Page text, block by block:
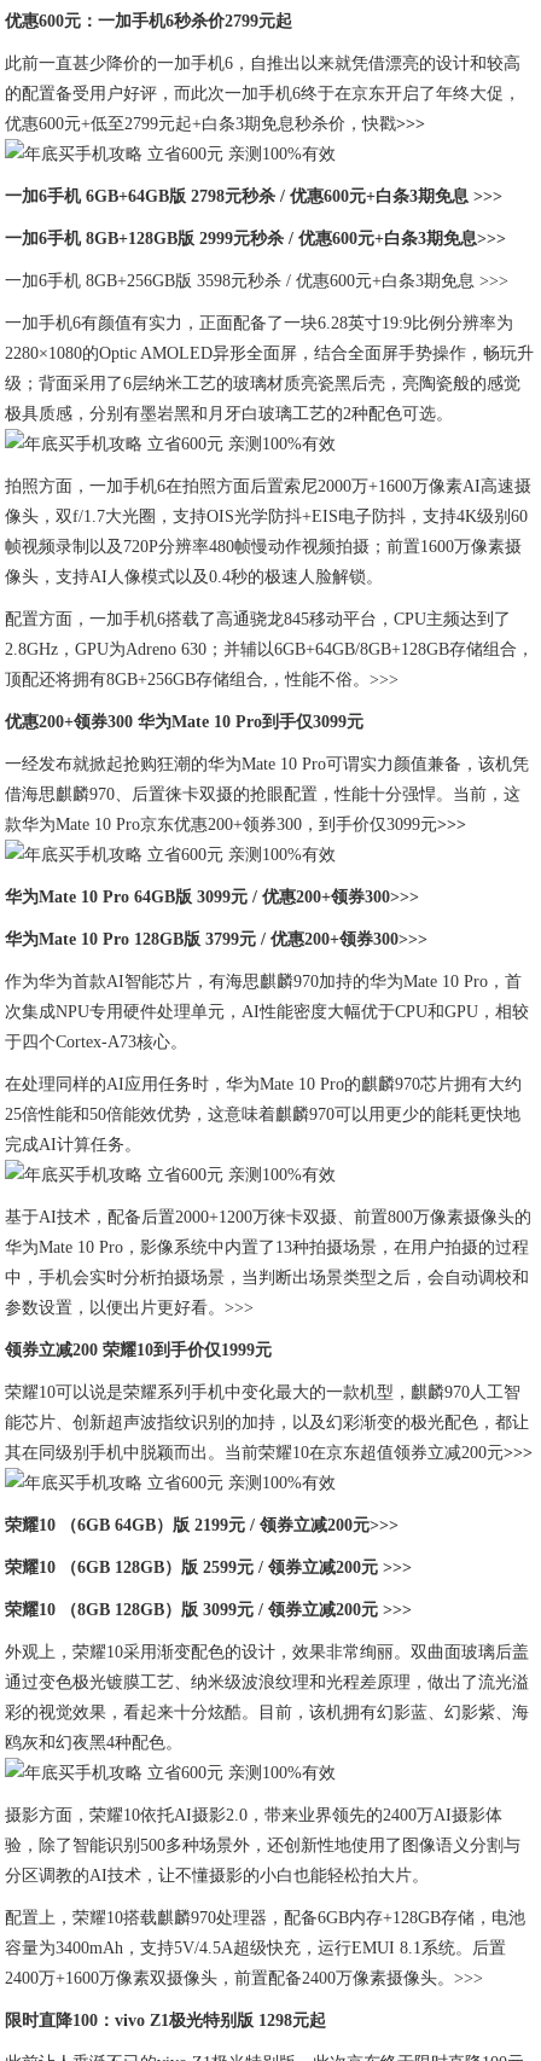
优惠600元：一加手机6秒杀价2799元起
此前一直甚少降价的一加手机6，自推出以来就凭借漂亮的设计和较高
的配置备受用户好评，而此次一加手机6终于在京东开启了年终大促，
优惠600元+低至2799元起+白条3期免息秒杀价，快戳>>>
一加6手机 6GB+64GB版 2798元秒杀 / 优惠600元+白条3期免息 >>>
一加6手机 8GB+128GB版 2999元秒杀 / 优惠600元+白条3期免息>>>
一加6手机 8GB+256GB版 3598元秒杀 / 优惠600元+白条3期免息 >>>
一加手机6有颜值有实力，正面配备了一块6.28英寸19:9比例分辨率为
2280×1080的Optic AMOLED异形全面屏，结合全面屏手势操作，畅玩升
级；背面采用了6层纳米工艺的玻璃材质亮瓷黑后壳，亮陶瓷般的感觉
极具质感，分别有墨岩黑和月牙白玻璃工艺的2种配色可选。
拍照方面，一加手机6在拍照方面后置索尼2000万+1600万像素AI高速摄
像头，双f/1.7大光圈，支持OIS光学防抖+EIS电子防抖，支持4K级别60
帧视频录制以及720P分辨率480帧慢动作视频拍摄；前置1600万像素摄
像头，支持AI人像模式以及0.4秒的极速人脸解锁。
配置方面，一加手机6搭载了高通骁龙845移动平台，CPU主频达到了
2.8GHz，GPU为Adreno 630；并辅以6GB+64GB/8GB+128GB存储组合，
顶配还将拥有8GB+256GB存储组合,，性能不俗。>>>
优惠200+领券300 华为Mate 10 Pro到手仅3099元
一经发布就掀起抢购狂潮的华为Mate 10 Pro可谓实力颜值兼备，该机凭
借海思麒麟970、后置徕卡双摄的抢眼配置，性能十分强悍。当前，这
款华为Mate 10 Pro京东优惠200+领券300，到手价仅3099元>>>
华为Mate 10 Pro 64GB版 3099元 / 优惠200+领券300>>>
华为Mate 10 Pro 128GB版 3799元 / 优惠200+领券300>>>
作为华为首款AI智能芯片，有海思麒麟970加持的华为Mate 10 Pro，首
次集成NPU专用硬件处理单元，AI性能密度大幅优于CPU和GPU，相较
于四个Cortex-A73核心。
在处理同样的AI应用任务时，华为Mate 10 Pro的麒麟970芯片拥有大约
25倍性能和50倍能效优势，这意味着麒麟970可以用更少的能耗更快地
完成AI计算任务。
基于AI技术，配备后置2000+1200万徕卡双摄、前置800万像素摄像头的
华为Mate 10 Pro，影像系统中内置了13种拍摄场景，在用户拍摄的过程
中，手机会实时分析拍摄场景，当判断出场景类型之后，会自动调校和
参数设置，以便出片更好看。>>>
领券立减200 荣耀10到手价仅1999元
荣耀10可以说是荣耀系列手机中变化最大的一款机型，麒麟970人工智
能芯片、创新超声波指纹识别的加持，以及幻彩渐变的极光配色，都让
其在同级别手机中脱颖而出。当前荣耀10在京东超值领券立减200元>>>
荣耀10 （6GB 64GB）版 2199元 / 领券立减200元>>>
荣耀10 （6GB 128GB）版 2599元 / 领券立减200元 >>>
荣耀10 （8GB 128GB）版 3099元 / 领券立减200元 >>>
外观上，荣耀10采用渐变配色的设计，效果非常绚丽。双曲面玻璃后盖
通过变色极光镀膜工艺、纳米级波浪纹理和光程差原理，做出了流光溢
彩的视觉效果，看起来十分炫酷。目前，该机拥有幻影蓝、幻影紫、海
鸥灰和幻夜黑4种配色。
摄影方面，荣耀10依托AI摄影2.0，带来业界领先的2400万AI摄影体
验，除了智能识别500多种场景外，还创新性地使用了图像语义分割与
分区调教的AI技术，让不懂摄影的小白也能轻松拍大片。
配置上，荣耀10搭载麒麟970处理器，配备6GB内存+128GB存储，电池
容量为3400mAh，支持5V/4.5A超级快充，运行EMUI 8.1系统。后置
2400万+1600万像素双摄像头，前置配备2400万像素摄像头。>>>
限时直降100：vivo Z1极光特别版 1298元起